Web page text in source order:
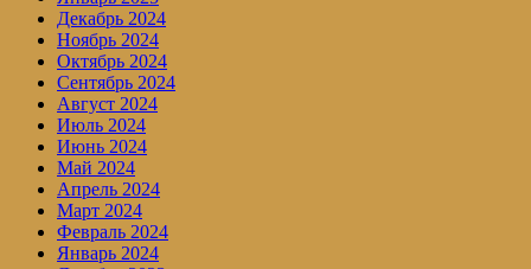
Декабрь 2024
Ноябрь 2024
Октябрь 2024
Сентябрь 2024
Август 2024
Июль 2024
Июнь 2024
Май 2024
Апрель 2024
Март 2024
Февраль 2024
Январь 2024